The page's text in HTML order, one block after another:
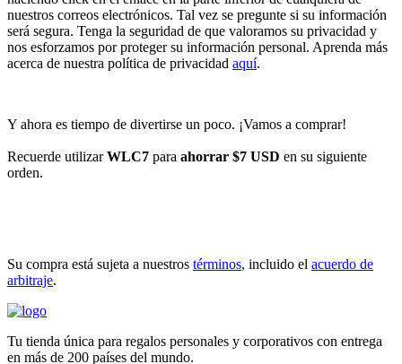
nuestros correos electrónicos. Tal vez se pregunte si su información
será segura. Tenga la seguridad de que valoramos su privacidad y
nos esforzamos por proteger su información personal. Aprenda más
acerca de nuestra política de privacidad aquí.
Y ahora es tiempo de divertirse un poco. ¡Vamos a comprar!
Recuerde utilizarWLC7 para ahorrar $7 USD en su siguiente
orden.
Su compra está sujeta a nuestros términos, incluido el acuerdo de
arbitraje.
Tu tienda única para regalos personales y corporativos con entrega
en más de 200 países del mundo.